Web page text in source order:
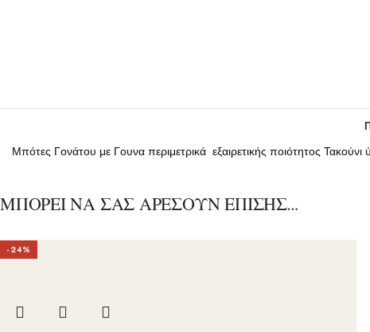
Μπότες Γονάτου με Γουνα περιμετρικά εξαιρετικής ποιότητος
ΜΠΟΡΕΙ ΝΑ ΣΑΣ ΑΡΕΣΟΥΝ ΕΠΙΣΗΣ…
-24%